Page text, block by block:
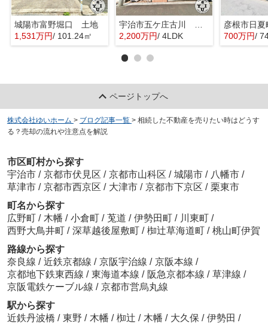
城陽市富野堀口 土地
1,531万円/ 101.24㎡
2,200万円/ 4LDK
彦根市日
700万円/
ページトップへ
株式会社ゆいホーム > ブログ記事一覧 > 相続した不動産を売りたい時はどうす
る？売却の流れや注意点を解説
市区町村から探す
宇治市 / 京都市伏見区 / 京都市山科区 / 城陽市 / 八幡市 /
草津市 / 京都市西京区 / 大津市 / 京都市下京区 / 栗東市
町名から探す
広野町 / 木幡 / 小倉町 / 莵道 / 伊勢田町 / 川東町 /
西野大鳥井町 / 深草越後屋敷町 / 椥辻草海道町 / 桃山町伊賀
路線から探す
奈良線 / 近鉄京都線 / 京阪宇治線 / 京阪本線 /
京都地下鉄東西線 / 東海道本線 / 阪急京都本線 / 草津線 /
京阪電鉄ケーブル線 / 京都市営烏丸線
駅から探す
近鉄丹波橋 / 東野 / 木幡 / 椥辻 / 木幡 / 大久保 / 伊勢田 /